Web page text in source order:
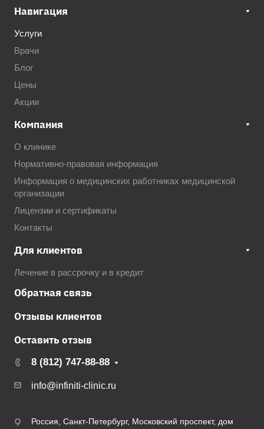
Навигация
Услуги
Врачи
Блог
Цены
Акции
Компания
О клинике
Нормативно-правовая информация
Информация о медицинских работниках медицинской
организации
Лицензии и сертификаты
Контакты
Для клиентов
Лечение в рассрочку и в кредит
Обратная связь
Отзывы клиентов
Оставить отзыв
8 (812) 747-88-88
info@infiniti-clinic.ru
Россия, Санкт-Петербург, Московский проспект, дом